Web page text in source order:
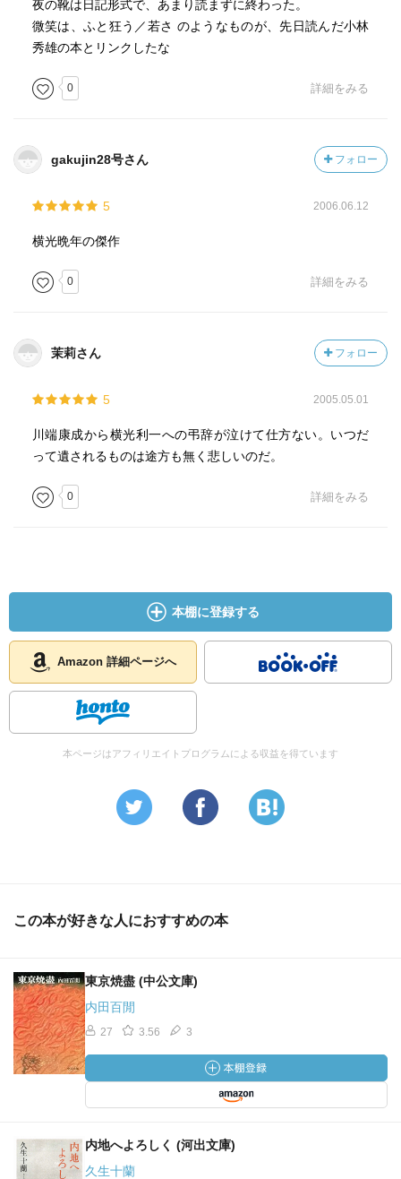
夜の靴は日記形式で、あまり読まずに終わった。
微笑は、ふと狂う／若さ のようなものが、先日読んだ小林
秀雄の本とリンクしたな
0 詳細をみる
gakujin28号さん フォロー
5 2006.06.12
横光晩年の傑作
0 詳細をみる
茉莉さん フォロー
5 2005.05.01
川端康成から横光利一への弔辞が泣けて仕方ない。いつだ
って遺されるものは途方も無く悲しいのだ。
0 詳細をみる
本棚に登録する
Amazon 詳細ページへ
本ページはアフィリエイトプログラムによる収益を得ています
この本が好きな人におすすめの本
東京焼盡 (中公文庫)
内田百閒
27 3.56 3
内地へよろしく (河出文庫)
久生十蘭